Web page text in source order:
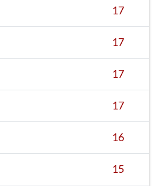
17
17
17
17
16
15